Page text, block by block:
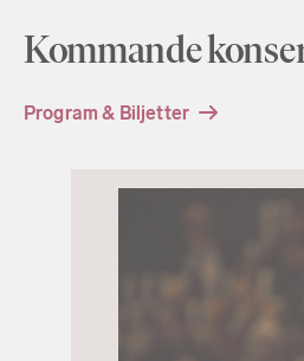
Kommande
Program & Biljetter